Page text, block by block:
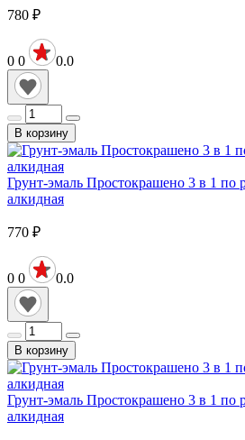
780 ₽
0 0 0.0
В корзину
Грунт-эмаль Простокрашено 3 в 1 по
алкидная
770 ₽
0 0 0.0
В корзину
Грунт-эмаль Простокрашено 3 в 1 по
алкидная